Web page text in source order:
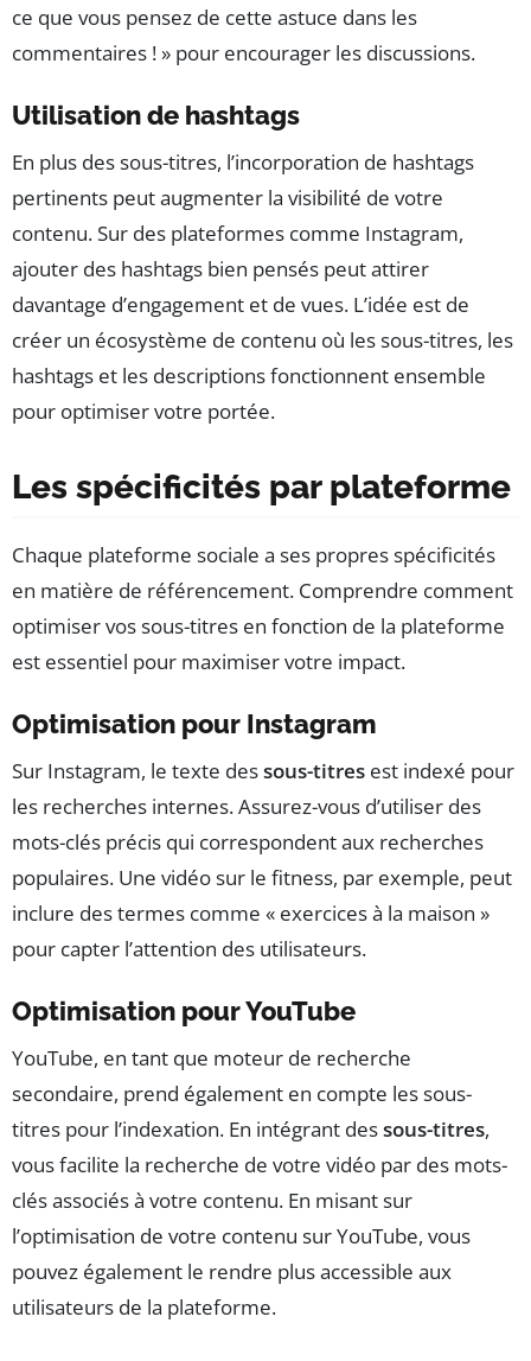
ce que vous pensez de cette astuce dans les
commentaires ! » pour encourager les discussions.
Utilisation de hashtags
En plus des sous-titres, l’incorporation de hashtags
pertinents peut augmenter la visibilité de votre
contenu. Sur des plateformes comme Instagram,
ajouter des hashtags bien pensés peut attirer
davantage d’engagement et de vues. L’idée est de
créer un écosystème de contenu où les sous-titres, les
hashtags et les descriptions fonctionnent ensemble
pour optimiser votre portée.
Les spécificités par plateforme
Chaque plateforme sociale a ses propres spécificités
en matière de référencement. Comprendre comment
optimiser vos sous-titres en fonction de la plateforme
est essentiel pour maximiser votre impact.
Optimisation pour Instagram
Sur Instagram, le texte dessous-titres est indexé pour
les recherches internes. Assurez-vous d’utiliser des
mots-clés précis qui correspondent aux recherches
populaires. Une vidéo sur le fitness, par exemple, peut
inclure des termes comme « exercices à la maison »
pour capter l’attention des utilisateurs.
Optimisation pour YouTube
YouTube, en tant que moteur de recherche
secondaire, prend également en compte les sous-
titres pour l’indexation. En intégrant dessous-titres,
vous facilite la recherche de votre vidéo par des mots-
clés associés à votre contenu. En misant sur
l’optimisation de votre contenu sur YouTube, vous
pouvez également le rendre plus accessible aux
utilisateurs de la plateforme.